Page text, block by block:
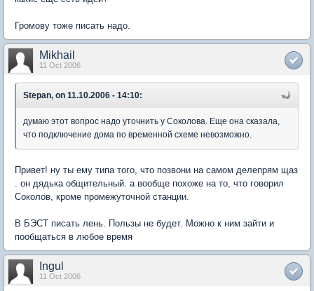
Громову тоже писать надо.
Mikhail
11 Oct 2006
Stepan, on 11.10.2006 - 14:10:
думаю этот вопрос надо уточнить у Соколова. Еще она сказала,
что подключение дома по временной схеме невозможно.
Привет! ну ты ему типа того, что позвони на самом делепрям щаз
. он дядька общительный. а вообще похоже на то, что говорил
Соколов, кроме промежуточной станции.
В БЭСТ писать лень. Пользы не будет. Можно к ним зайти и
пообщаться в любое время
Ingul
11 Oct 2006